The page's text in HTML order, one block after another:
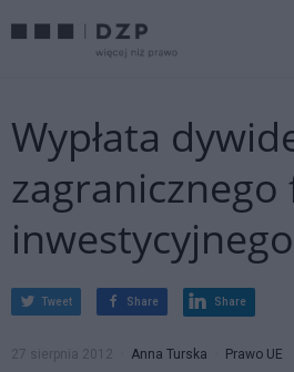
Wypłata
inwestycyjnego
Tweet Share Share
27 sierpnia 2012 Anna Turska Prawo UE